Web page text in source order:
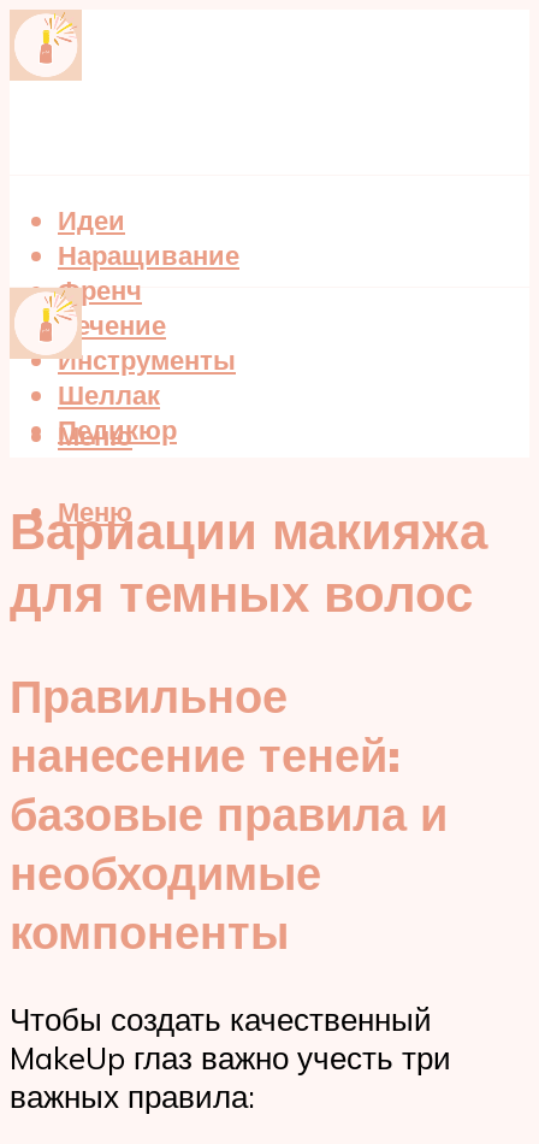
Идеи
Наращивание
Френч
Лечение
Инструменты
Шеллак
Педикюр
Меню
Меню
Вариации макияжа
для темных волос
Правильное
нанесение теней:
базовые правила и
необходимые
компоненты
Чтобы создать качественный
MakeUp глаз важно учесть три
важных правила: